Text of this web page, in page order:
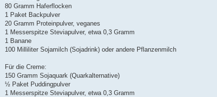
80 Gramm Haferflocken
1 Paket Backpulver
20 Gramm Proteinpulver, veganes
1 Messerspitze Steviapulver, etwa 0,3 Gramm
1 Banane
100 Milliliter Sojamilch (Sojadrink) oder andere Pflanzenmilch
Für die Creme:
150 Gramm Sojaquark (Quarkalternative)
½ Paket Puddingpulver
1 Messerspitze Steviapulver, etwa 0,3 Gramm